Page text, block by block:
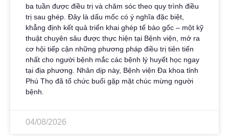
ba tuần được điều trị và chăm sóc theo quy trình điều
trị sau ghép. Đây là dấu mốc có ý nghĩa đặc biệt,
khẳng định kết quả triển khai ghép tế bào gốc – một kỹ
thuật chuyên sâu được thực hiện tại Bệnh viện, mở ra
cơ hội tiếp cận những phương pháp điều trị tiên tiến
nhất cho người bệnh mắc các bệnh lý huyết học ngay
tại địa phương. Nhân dịp này, Bệnh viện Đa khoa tỉnh
Phú Thọ đã tổ chức buổi gặp mặt chúc mừng người
bệnh.
04/08/2026